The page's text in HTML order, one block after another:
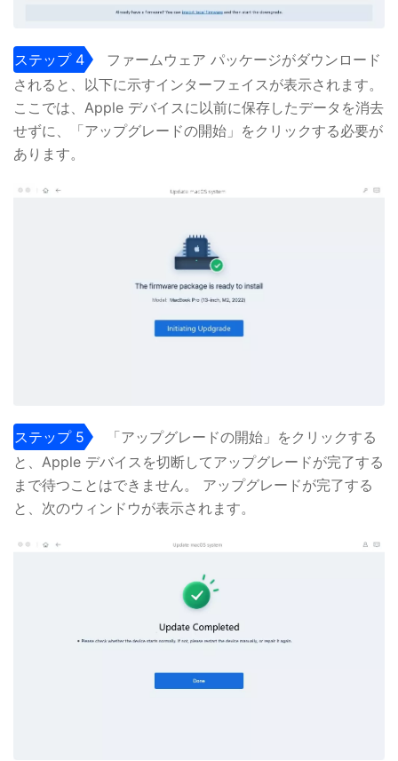
ステップ 4
ファームウェア パッケージがダウンロード
されると、以下に示すインターフェイスが表示されます。
ここでは、Apple デバイスに以前に保存したデータを消去
せずに、「アップグレードの開始」をクリックする必要が
あります。
ステップ 5
「アップグレードの開始」をクリックする
と、Apple デバイスを切断してアップグレードが完了する
まで待つことはできません。 アップグレードが完了する
と、次のウィンドウが表示されます。